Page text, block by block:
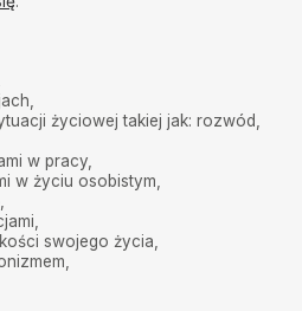
życiowej takiej jak: rozwód,
w pracy,
w życiu osobistym,
swojego życia,